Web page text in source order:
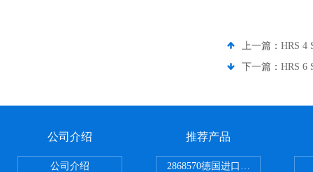
上一篇： HRS 4
下一篇： HRS 6
公司介绍
公司介绍
推荐产品
2868570德国进口菲尼克斯电源